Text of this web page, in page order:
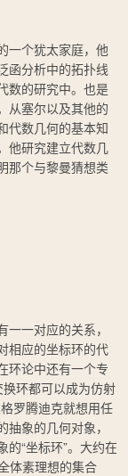
一个犹太家庭，他
函分析中的拓扑线
数的研究中。也是
从塞尔以及其他的
代数几何的基本知
他研究建立代数几
那个与黎曼猜想类
一对应的关系，
相应的坐标环的代
环论中还有一个专
环都可以成为仿射
罗腾迪克就想用任
象的几何对象，
“坐标环”。大约在
体素理想的集合